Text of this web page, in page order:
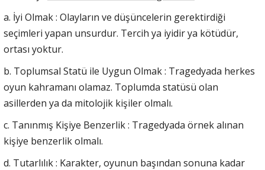
a. İyi Olmak : Olayların ve düşüncelerin gerektirdiği
seçimleri yapan unsurdur. Tercih ya iyidir ya kötüdür,
ortası yoktur.
b. Toplumsal Statü ile Uygun Olmak : Tragedyada herkes
oyun kahramanı olamaz. Toplumda statüsü olan
asillerden ya da mitolojik kişiler olmalı.
c. Tanınmış Kişiye Benzerlik : Tragedyada örnek alınan
kişiye benzerlik olmalı.
d. Tutarlılık : Karakter, oyunun başından sonuna kadar